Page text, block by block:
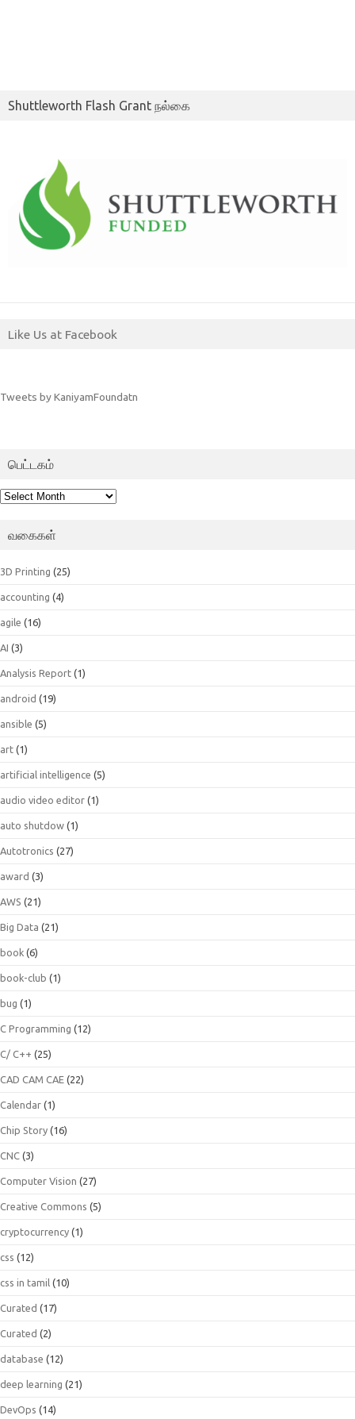
Shuttleworth Flash Grant நல்கை
Like Us at Facebook
Tweets by KaniyamFoundatn
பெட்டகம்
பெட்டகம்
வகைகள்
3D Printing (25)
accounting (4)
agile (16)
AI (3)
Analysis Report (1)
android (19)
ansible (5)
art (1)
artificial intelligence (5)
audio video editor (1)
auto shutdow (1)
Autotronics (27)
award (3)
AWS (21)
Big Data (21)
book (6)
book-club (1)
bug (1)
C Programming (12)
C/ C++ (25)
CAD CAM CAE (22)
Calendar (1)
Chip Story (16)
CNC (3)
Computer Vision (27)
Creative Commons (5)
cryptocurrency (1)
css (12)
css in tamil (10)
Curated (17)
Curated (2)
database (12)
deep learning (21)
DevOps (14)